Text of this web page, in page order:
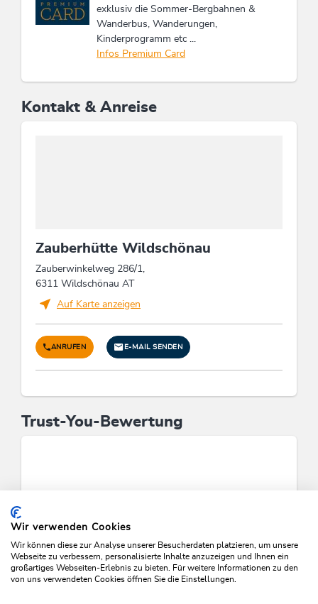
exklusiv die Sommer-Bergbahnen &
Wanderbus, Wanderungen,
Kinderprogramm etc ...
Infos Premium Card
Kontakt & Anreise
Zauberhütte Wildschönau
Zauberwinkelweg 286/1,
6311 Wildschönau AT
Auf Karte anzeigen
ANRUFEN E-MAIL SENDEN
Trust-You-Bewertung
Wir verwenden Cookies
Wir können diese zur Analyse unserer Besucherdaten platzieren, um unsere
Webseite zu verbessern, personalisierte Inhalte anzuzeigen und Ihnen ein
großartiges Webseiten-Erlebnis zu bieten. Für weitere Informationen zu den
von uns verwendeten Cookies öffnen Sie die Einstellungen.